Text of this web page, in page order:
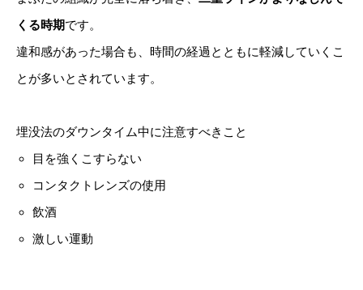
くる時期です。
違和感があった場合も、時間の経過とともに軽減していくこ
とが多いとされています。
埋没法のダウンタイム中に注意すべきこと
目を強くこすらない
コンタクトレンズの使用
飲酒
激しい運動